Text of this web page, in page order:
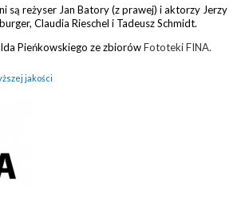
są reżyser Jan Batory (z prawej) i aktorzy Jerzy
Claudia Rieschel i Tadeusz Schmidt.
Pieńkowskiego ze zbiorówFototeki FINA.
jakości